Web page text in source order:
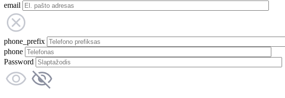
email
phone_prefix
phone
Password